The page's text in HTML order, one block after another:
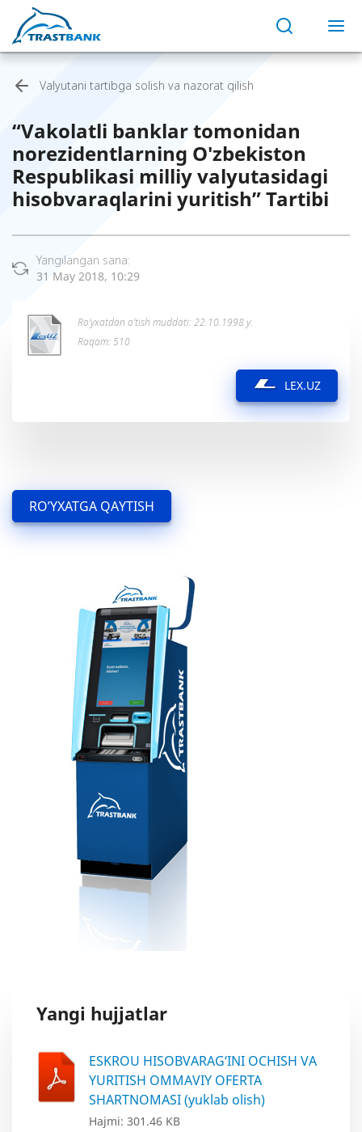
Valyutani tartibga solish va nazorat qilish
“Vakolatli banklar tomonidan
norezidentlarning O'zbekiston
Respublikasi milliy valyutasidagi
hisobvaraqlarini yuritish” Tartibi
Yangilangan sana:
31 May 2018, 10:29
Ro’yxatdan o’tish muddati: 22.10.1998 y.
Raqam: 510
LEX.UZ
RO’YXATGA QAYTISH
Yangi hujjatlar
ESKROU HISOBVARAG‘INI OCHISH VA
YURITISH OMMAVIY OFERTA
SHARTNOMASI (yuklab olish)
Hajmi: 301.46 KB